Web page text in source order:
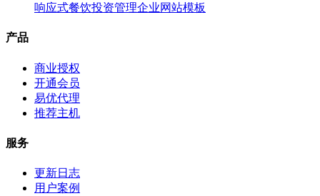
响应式餐饮投资管理企业网站模板
产品
商业授权
开通会员
易优代理
推荐主机
服务
更新日志
用户案例